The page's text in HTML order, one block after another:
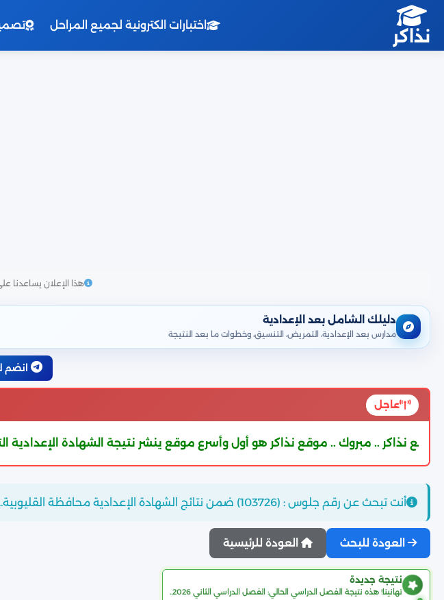
نذاكر
اختبارات الكترونية لجميع المراحل
هذا الإعلان يساعدنا
دليلك الشامل بعد الإعدادية
مدارس بعد الإعدادية، التمريض، التنسيق، وخطوات ما بعد النتيجة
انضم
عاجل
.. موقع نذاكر هو أول وأسرع موقع ينشر نتيجة الشهادة الإعدادية الترم الثاني 2026 بالقليوبية
أنت تبحث عن رقم جلوس : (103726) ضمن نتائج الشهادة الإعدادية محافظة القليوبية..
العودة للبحث العودة للرئيسية
نتيجة جديدة
تهانينا! هذه نتيجة الفصل الدراسي الحالي: الفصل الدراسي الثاني 2026..